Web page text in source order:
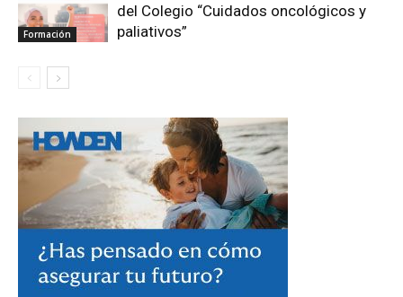
Formación
del Colegio “Cuidados oncológicos y
paliativos”